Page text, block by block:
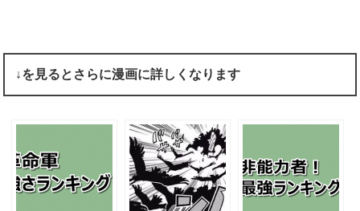
↓を見るとさらに漫画に詳しくなります